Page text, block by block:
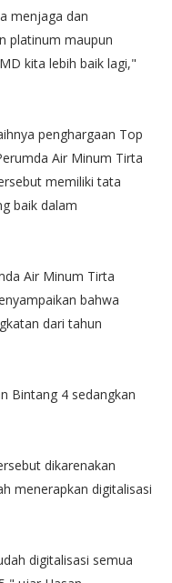
menjaga dan
platinum maupun
kita lebih baik lagi,"
penghargaan Top
Air Minum Tirta
memiliki tata
baik dalam
Air Minum Tirta
bahwa
dari tahun
Bintang 4 sedangkan
dikarenakan
menerapkan digitalisasi
digitalisasi semua